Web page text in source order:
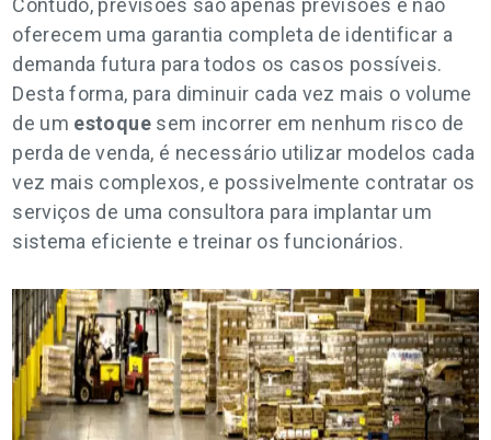
Contudo, previsões são apenas previsões e não
oferecem uma garantia completa de identificar a
demanda futura para todos os casos possíveis.
Desta forma, para diminuir cada vez mais o volume
de um estoquesem incorrer em nenhum risco de
perda de venda, é necessário utilizar modelos cada
vez mais complexos, e possivelmente contratar os
serviços de uma consultora para implantar um
sistema eficiente e treinar os funcionários.